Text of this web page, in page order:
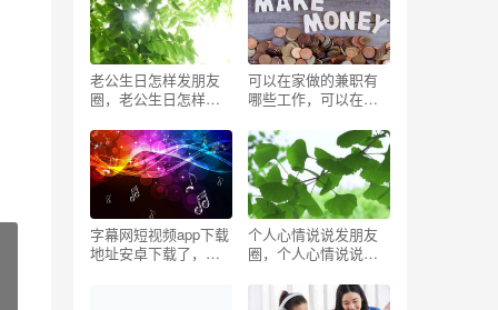
老公生日怎样发朋友
圈，老公生日怎样发
可以在家做的兼职有
哪些工作，可以在家
宝妈？
字幕网短视频app下载
地址安卓下载了，字
个人心情说说发朋友
圈，个人心情说说发